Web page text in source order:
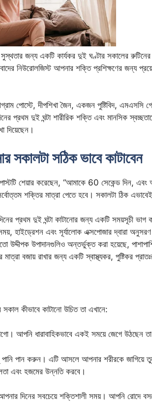
সুস্থতার জন্য একটি কার্যকর দুই ঘণ্টার সকালের
নিউরোলজিস্ট আপনার শক্তি প্রশিক্ষণের জন্য
পোস্টে, দীপশিখা জৈন, একজন পুষ্টিবিদ,
প্রথম দুই ঘন্টা শারীরিক শক্তি এবং মানসিক
দিয়েছেন।
সকালটা সঠিক ভাবে কাটাবেন
শেয়ার করেছেন, “আমাকে 60 সেকেন্ড দিন,
শক্তির মাত্রা পেতে হবে। সকালটা ঠিক
দিনের প্রথম দুই ঘন্টা কাটানোর জন্য একটি সময়সূচী
সময়, হাইড্রেশন এবং সূর্যালোক এক্সপোজার দ্বারা
উদ্দীপক উপাদানগুলিও অন্তর্ভুক্ত করা হয়েছে,
মাত্রা বজায় রাখার জন্য একটি স্বাস্থ্যকর, পুষ্টিকর
সকাল কীভাবে কাটানো উচিত তা এখানে:
আপনি ধারাবাহিকভাবে একই সময়ে জেগে উঠছেন
পান করুন। এটি আসলে আপনার শরীরকে জাগিয়ে
এবং হজমের উন্নতি করবে।
দিনের সবচেয়ে শক্তিশালী সময়। আপনি রোদে